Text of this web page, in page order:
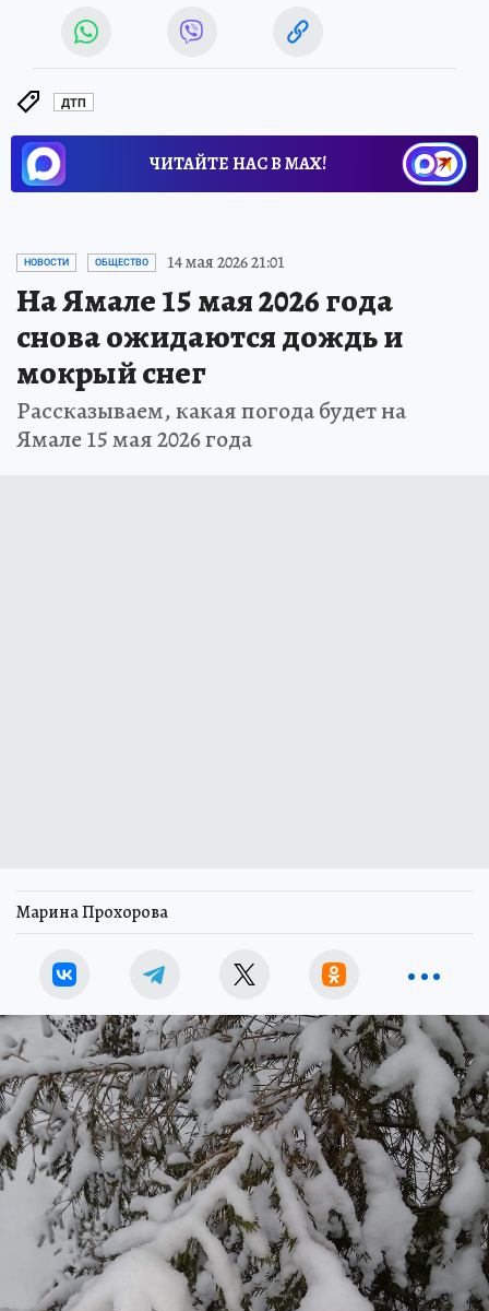
ДТП
ЧИТАЙТЕ НАС В МАХ!
НОВОСТИ ОБЩЕСТВО 14 мая 2026 21:01
На Ямале 15 мая 2026 года
снова ожидаются дождь и
мокрый снег
Рассказываем, какая погода будет на
Ямале 15 мая 2026 года
Марина Прохорова